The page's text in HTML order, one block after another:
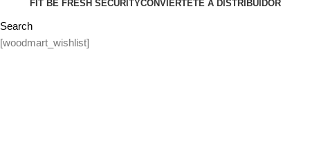
FIT BE FRESH SECURITYCONVIERTETE A DISTRIBUIDOR
Search
[woodmart_wishlist]